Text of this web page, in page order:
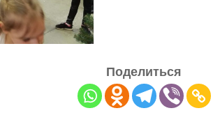
Поделиться